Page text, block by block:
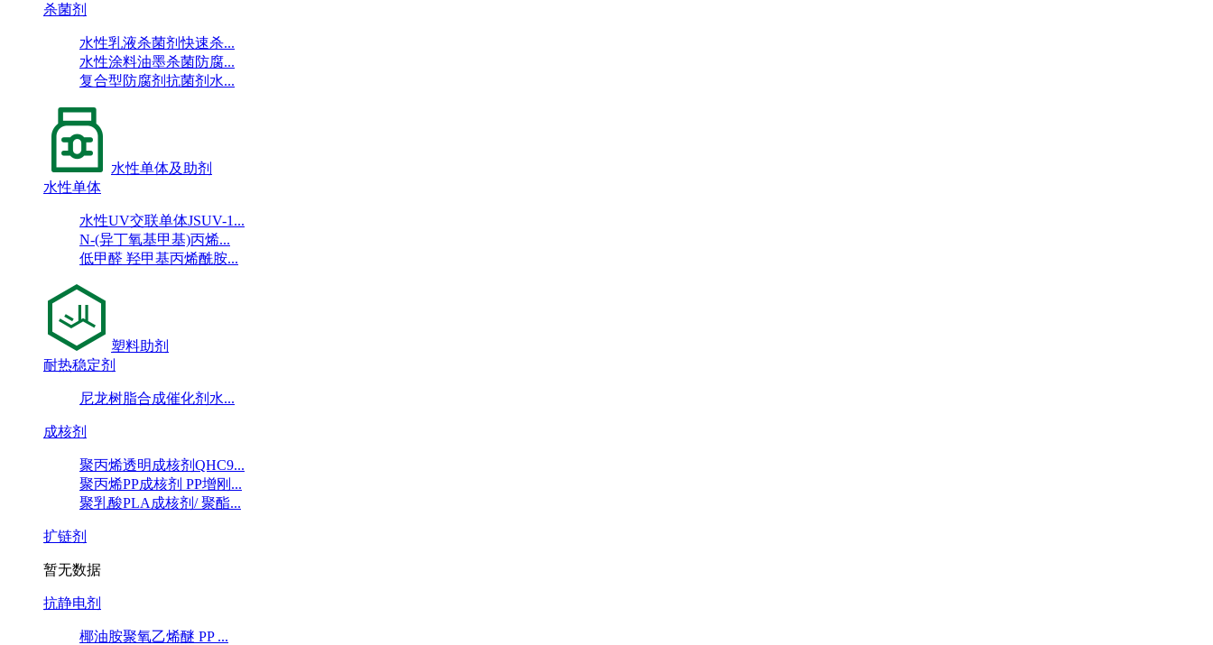
杀菌剂
水性乳液杀菌剂快速杀...
水性涂料油墨杀菌防腐...
复合型防腐剂抗菌剂水...
水性单体及助剂
水性单体
水性UV交联单体JSUV-1...
N-(异丁氧基甲基)丙烯...
低甲醛 羟甲基丙烯酰胺...
塑料助剂
耐热稳定剂
尼龙树脂合成催化剂水...
成核剂
聚丙烯透明成核剂QHC9...
聚丙烯PP成核剂 PP增刚...
聚乳酸PLA成核剂/ 聚酯...
扩链剂
暂无数据
抗静电剂
椰油胺聚氧乙烯醚 PP ...